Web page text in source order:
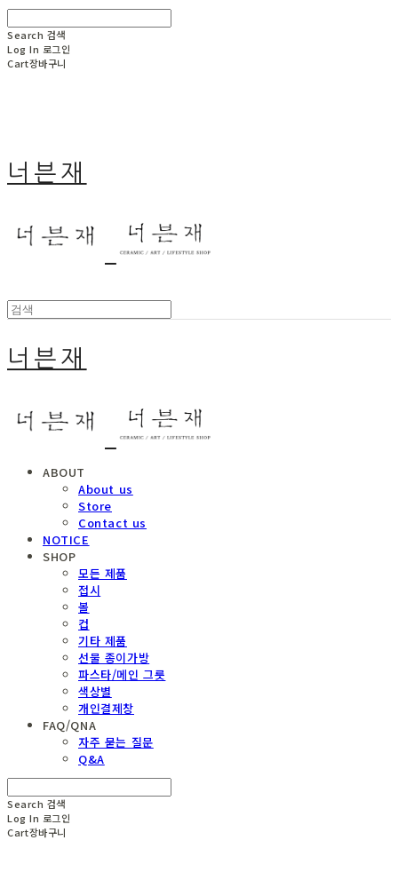
Search 검색
Log In 로그인
Cart장바구니
너븐재
너븐재
ABOUT
About us
Store
Contact us
NOTICE
SHOP
모든 제품
접시
볼
컵
기타 제품
선물 종이가방
파스타/메인 그릇
색상별
개인결제창
FAQ/QNA
자주 묻는 질문
Q&A
Search 검색
Log In 로그인
Cart장바구니